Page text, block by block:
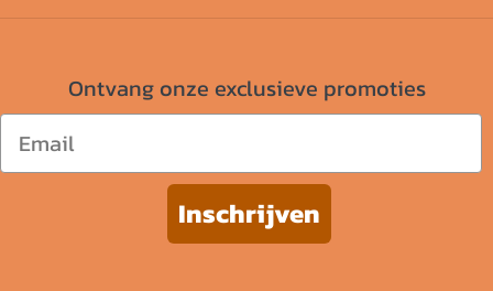
Ontvang onze exclusieve promoties
Email
Inschrijven